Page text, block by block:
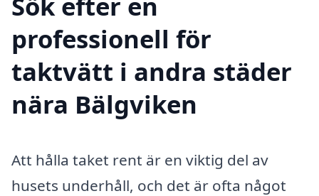
professionell för
taktvätt i andra städer
nära Bälgviken
Att hålla taket rent är en viktig del av
husets underhåll, och det är ofta något